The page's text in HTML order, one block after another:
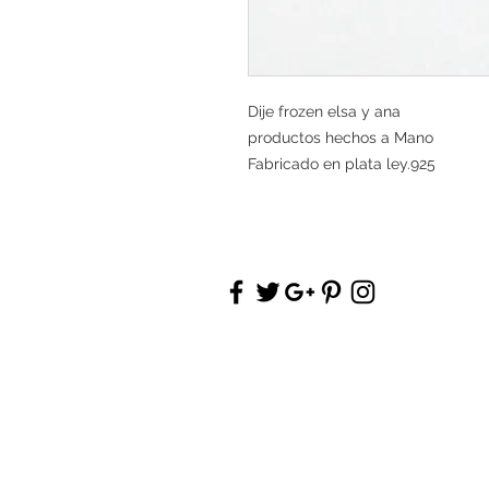
Dije frozen elsa y ana
productos hechos a Mano
Fabricado en plata ley.925